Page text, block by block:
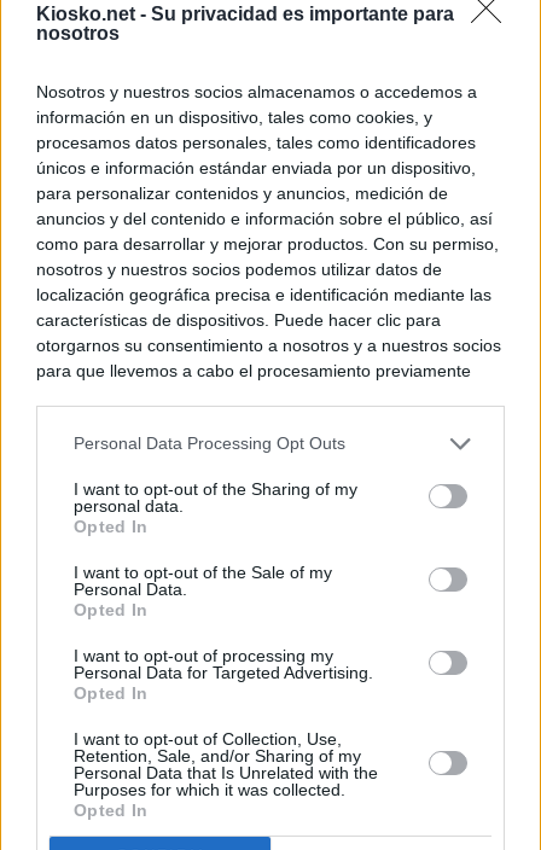
Kiosko.net - Su privacidad es importante para
nosotros
Nosotros y nuestros socios almacenamos o accedemos a
información en un dispositivo, tales como cookies, y
procesamos datos personales, tales como identificadores
únicos e información estándar enviada por un dispositivo,
para personalizar contenidos y anuncios, medición de
anuncios y del contenido e información sobre el público, así
como para desarrollar y mejorar productos. Con su permiso,
nosotros y nuestros socios podemos utilizar datos de
localización geográfica precisa e identificación mediante las
características de dispositivos. Puede hacer clic para
otorgarnos su consentimiento a nosotros y a nuestros socios
para que llevemos a cabo el procesamiento previamente
negar su consentimiento. Tenga en cuenta que algún
de su consentimiento, pero usted tiene el derecho de
rechazar tal procesamiento. Sus preferencias se aplicarán
cualquier momento entrando de nuevo en este sitio web o
visitando nuestra política de privacidad.
Personal Data Processing Opt Outs
I want to opt-out of the Sharing of my
personal data.
Opted In
I want to opt-out of the Sale of my
Personal Data.
Opted In
I want to opt-out of processing my
Personal Data for Targeted Advertising.
Opted In
I want to opt-out of Collection, Use,
Retention, Sale, and/or Sharing of my
Personal Data that Is Unrelated with the
Purposes for which it was collected.
Opted In